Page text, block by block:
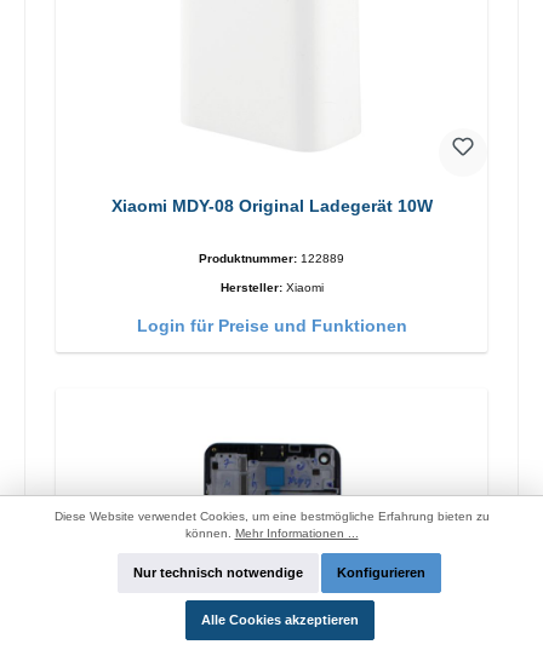
Xiaomi MDY-08 Original Ladegerät 10W
Produktnummer: 122889
Hersteller: Xiaomi
Login für Preise und Funktionen
Diese Website verwendet Cookies, um eine bestmögliche Erfahrung bieten zu
können. Mehr Informationen ...
Nur technisch notwendige Konfigurieren
Alle Cookies akzeptieren